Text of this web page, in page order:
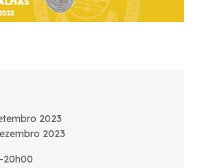
2023
2023
-20h00